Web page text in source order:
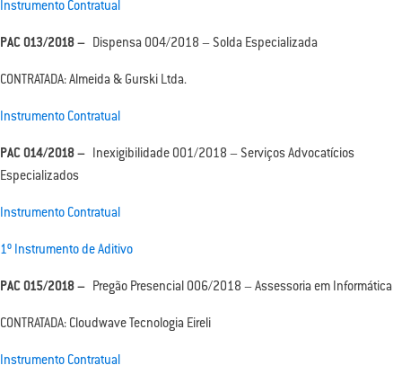
Instrumento Contratual
PAC 013/2018 – Dispensa 004/2018 – Solda Especializada
CONTRATADA: Almeida & Gurski Ltda.
Instrumento Contratual
PAC 014/2018 – Inexigibilidade 001/2018 – Serviços Advocatícios
Especializados
Instrumento Contratual
1º Instrumento de Aditivo
PAC 015/2018 – Pregão Presencial 006/2018 – Assessoria em Informática
CONTRATADA: Cloudwave Tecnologia Eireli
Instrumento Contratual